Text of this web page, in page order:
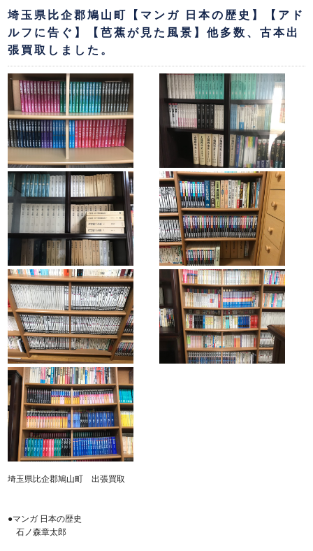
埼玉県比企郡鳩山町【マンガ 日本の歴史】【アド
ルフに告ぐ】【芭蕉が見た風景】他多数、古本出
張買取しました。
埼玉県比企郡鳩山町 出張買取
●マンガ 日本の歴史
石ノ森章太郎